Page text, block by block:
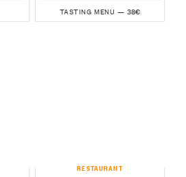
TASTING MENU — 38€
RESTAURANT